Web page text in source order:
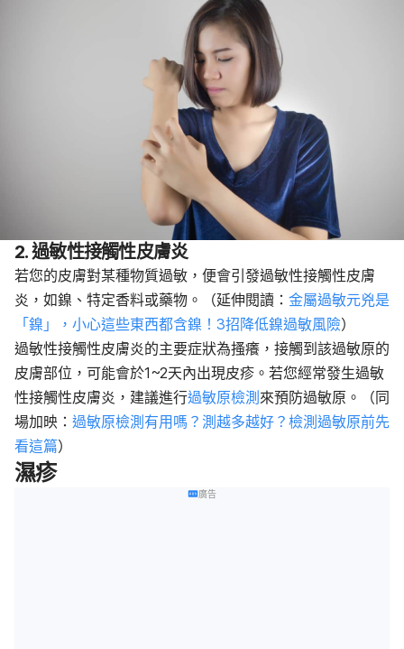
2. 過敏性接觸性皮膚炎
若您的皮膚對某種物質過敏，便會引發過敏性接觸性皮膚
炎，如鎳、特定香料或藥物。（延伸閱讀： 金屬過敏元兇是
「鎳」，小心這些東西都含鎳！3招降低鎳過敏風險）
過敏性接觸性皮膚炎的主要症狀為搔癢，接觸到該過敏原的
皮膚部位，可能會於1~2天內出現皮疹。若您經常發生過敏
性接觸性皮膚炎，建議進行過敏原檢測 來預防過敏原。（同
場加映： 過敏原檢測有用嗎？測越多越好？檢測過敏原前先
看這篇）
濕疹
廣告